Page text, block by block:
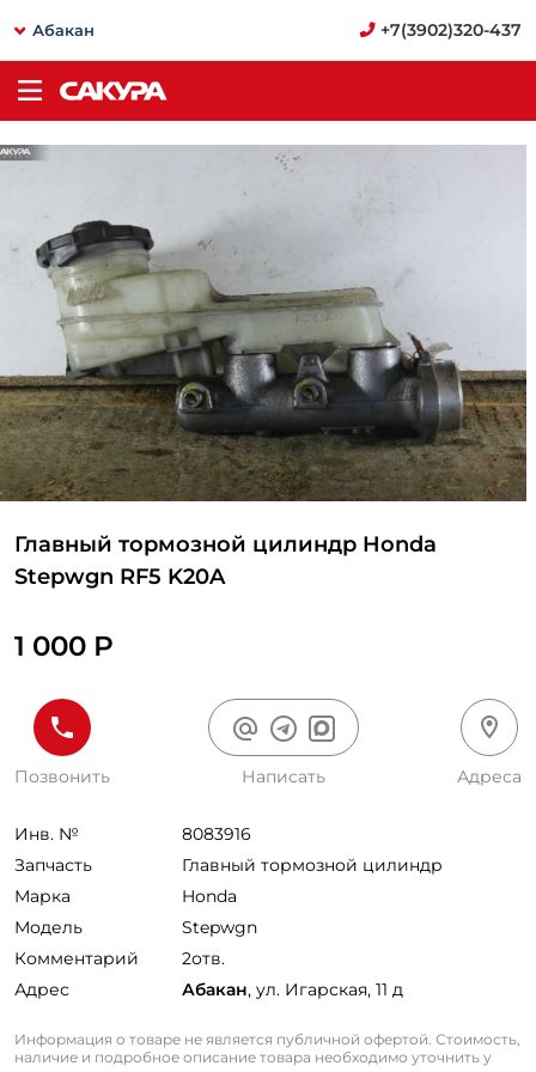
Абакан +7(3902)320-437
Главный тормозной цилиндр Honda
Stepwgn RF5 K20A
1 000 Р
Позвонить Написать Адреса
Инв. №
8083916
Запчасть
Главный тормозной цилиндр
Марка
Honda
Модель
Stepwgn
Комментарий
2отв.
Адрес
Абакан, ул. Игарская, 11 д
Информация о товаре не является публичной офертой. Стоимость,
наличие и подробное описание товара необходимо уточнить у